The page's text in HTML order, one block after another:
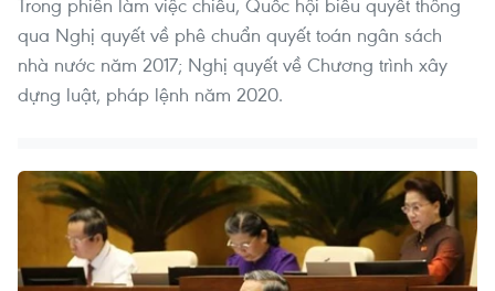
qua Nghị quyết về phê chuẩn quyết toán ngân sách
nhà nước năm 2017; Nghị quyết về Chương trình xây
dựng luật, pháp lệnh năm 2020.